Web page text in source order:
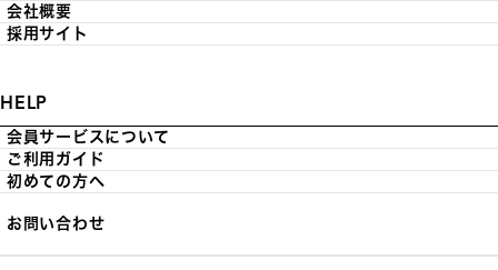
会社概要
採用サイト
HELP
会員サービスについて
ご利用ガイド
初めての方へ
お問い合わせ